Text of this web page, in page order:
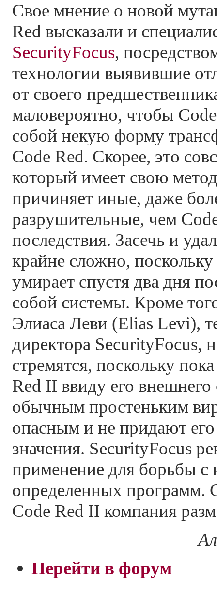
Свое мнение о новой
Red высказали и
SecurityFocus,
технологии выявившие
от своего
маловероятно, чтобы
собой некую форму
Code Red. Скорее, это
который имеет свою
причиняет иные, даже
разрушительные, чем
последствия. Засечь и
крайне сложно,
умирает спустя два дня
собой системы. Кроме
Элиаса Леви (Elias Levi),
директора SecurityFocus,
стремятся, поскольку
Red II ввиду его внешнего
обычным простеньким
опасным и не придают
значения. SecurityFocus
применение для борьбы
определенных программ.
Code Red II компания
Перейти в форум